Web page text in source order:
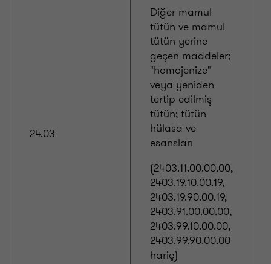
24.03
Diğer mamul
tütün ve mamul
tütün yerine
geçen maddeler;
"homojenize"
veya yeniden
tertip edilmiş
tütün; tütün
hülasa ve
esansları
(2403.11.00.00.00,
2403.19.10.00.19,
2403.19.90.00.19,
2403.91.00.00.00,
2403.99.10.00.00,
2403.99.90.00.00
hariç)